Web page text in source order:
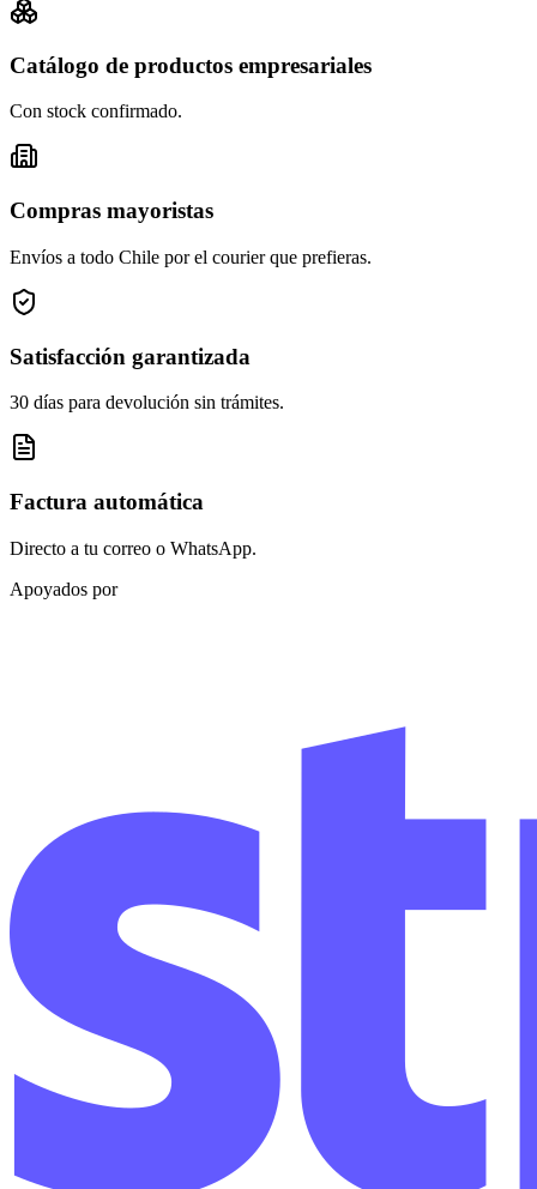
Catálogo de productos empresariales
Con stock confirmado.
Compras mayoristas
Envíos a todo Chile por el courier que prefieras.
Satisfacción garantizada
30 días para devolución sin trámites.
Factura automática
Directo a tu correo o WhatsApp.
Apoyados por